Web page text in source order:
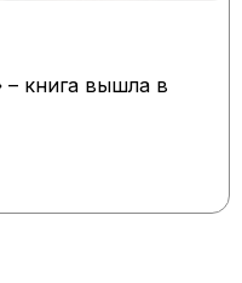
– книга вышла в